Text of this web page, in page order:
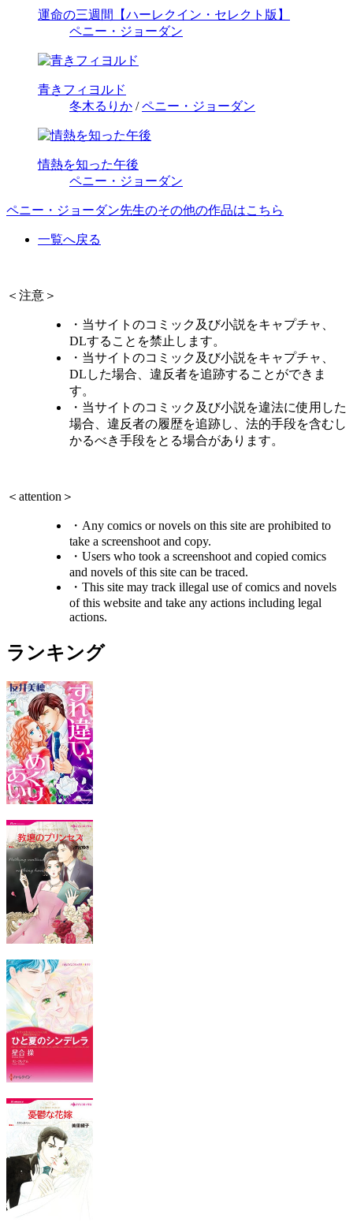
運命の三週間【ハーレクイン・セレクト版】
ペニー・ジョーダン
青きフィヨルド
冬木るりか /ペニー・ジョーダン
情熱を知った午後
ペニー・ジョーダン
ペニー・ジョーダン先生のその他の作品はこちら
一覧へ戻る
＜注意＞
・当サイトのコミック及び小説をキャプチャ、
DLすることを禁止します。
・当サイトのコミック及び小説をキャプチャ、
DLした場合、違反者を追跡することができま
す。
・当サイトのコミック及び小説を違法に使用した
場合、違反者の履歴を追跡し、法的手段を含むし
かるべき手段をとる場合があります。
＜attention＞
・Any comics or novels on this site are prohibited to
take a screenshoot and copy.
・Users who took a screenshoot and copied comics
and novels of this site can be traced.
・This site may track illegal use of comics and novels
of this website and take any actions including legal
actions.
ランキング